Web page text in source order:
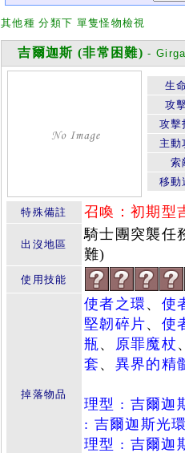
其他種 分類下 單隻怪物檢視
吉爾迦斯 (非常困難) -
生
攻
攻擊
主動
索
移動
特殊備註 召喚：初期型
出沒地區
騎士團突襲任
難)
使用技能
掉落物品
使者之環 、 使
堅韌碎片、 使
瓶、 原罪魔杖
套 、 異界的精
理型 : 吉爾迦
: 吉爾迦斯光
理型 : 吉爾迦